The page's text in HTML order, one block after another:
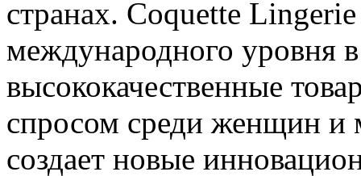
странах. Coquette
международного уровня
высококачественные
спросом среди женщин и
создает новые